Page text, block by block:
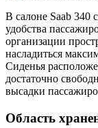
В салоне Saab 340
удобства
организации
насладиться
Сиденья
достаточно
высадки
Область